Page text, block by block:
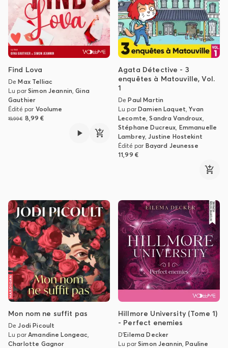
Find Lova
DeMax Telliac
Lu parSimon Jeannin,Gina
Gauthier
Édité par Voolume
19,99 € 8,99 €
Agata Détective - 3
enquêtes à Matouville, Vol.
1
DePaul Martin
Lu parDamien Laquet,Yvan
Lecomte,Sandra Vandroux,
Stéphane Ducreux, Emmanuelle
Lambrey,Justine Hostekint
Édité par Bayard Jeunesse
11,99 €
Mon nom ne suffit pas
DeJodi Picoult
Lu parAmandine Longeac,
Charlotte Gagnor
Hillmore University (Tome 1)
- Perfect enemies
D'Eilema Decker
Lu parSimon Jeannin,Pauline